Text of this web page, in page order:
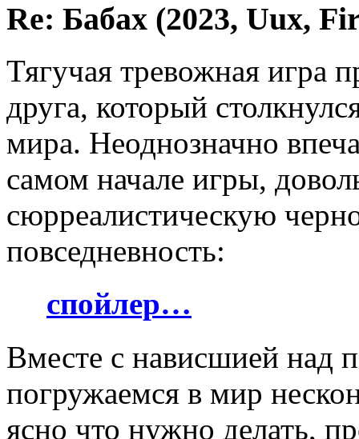
Re: Бабах (2023, Uux,
Тягучая тревожная игра
друга, который
мира. Неоднозначно
самом начале игры,
сюрреалистическую
повседневность:
спойлер…
Вместе с нависшией над
погружаемся в мир
ясно что нужно делать,